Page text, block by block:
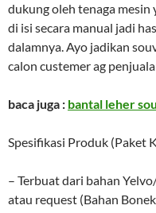
dukung oleh tenaga mesin
di isi secara manual jadi
dalamnya. Ayo jadikan
calon custemer ag
baca juga : bantal leher
Spesifikasi Produk (Paket
– Terbuat dari bahan
atau request (Bahan